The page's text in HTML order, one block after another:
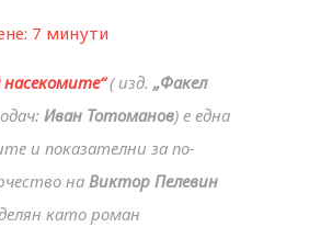
7 минути
( изд.„Факел
Иван Тотоманов) е една
и показателни за по-
наВиктор Пелевин
като роман